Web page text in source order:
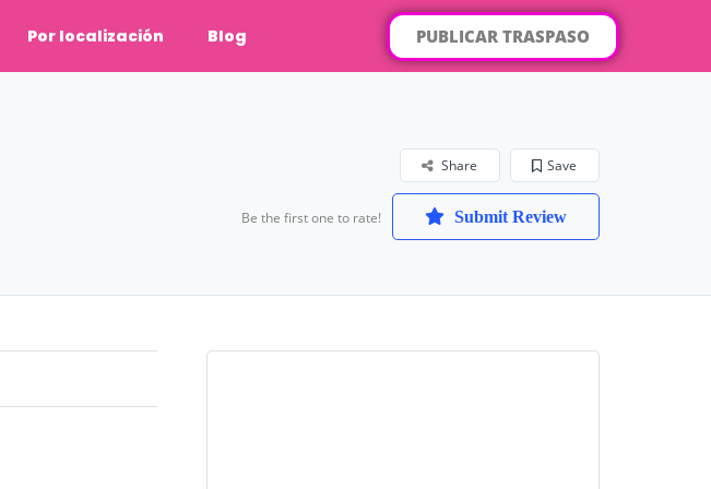
Por localización Blog PUBLICAR TRASPASO
Save
Share
Be the first one to rate! Submit Review